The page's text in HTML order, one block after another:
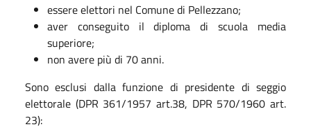
essere elettori nel Comune di Pellezzano;
aver conseguito il diploma di scuola media
superiore;
non avere più di 70 anni.
Sono esclusi dalla funzione di presidente di seggio
elettorale (DPR 361/1957 art.38, DPR 570/1960 art.
23):